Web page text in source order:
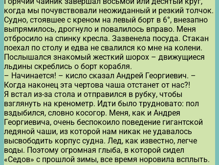
когда мы почувствовали неожиданный и резкий толчок.
Судно, стоявшее с креном на левый борт в 6°, внезапно
выпрямилось, дрогнуло и повалилось вправо. Меня
отбросило на спинку кресла. Зазвенела посуда. Стакан
поехал по столу и едва не свалился ко мне на колени.
Послышался знакомый жесткий шорох – движущиеся
льдины скреблись о борт корабля.
– Начинается! – кисло сказал Андрей Георгиевич. –
Когда наконец эта чертова чаша отстанет от нас?!
Я встал из-за стола и отправился в рубку, чтобы
взглянуть на кренометр. Идти было трудновато: пол
вздыбился, словно косогор. Меня, как и Андрея
Георгиевича, очень беспокоило поведение гигантской
ледяной чаши, из которой нам никак не удавалось
высвободить корпус судна. Лед, как известно, легче
воды. Поэтому огромная глыба, в которой сидел
«Седов» с прошлой зимы, все время норовила всплыть.